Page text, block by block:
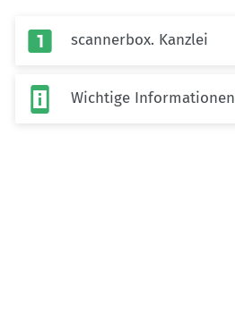
 scannerbox. Kanzlei
 Wichtige Informationen